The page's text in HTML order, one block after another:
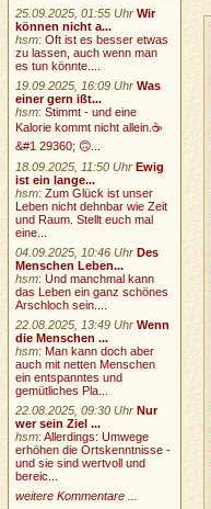
25.09.2025, 01:55 Uhr Wir
können nicht a...
hsm:Oft ist es besser etwas
zu lassen, auch wenn man
es tun könnte....
19.09.2025, 16:09 Uhr Was
einer gern ißt...
hsm:Stimmt - und eine
Kalorie kommt nicht allein.☕
&#1 29360; 🙃...
18.09.2025, 11:50 Uhr Ewig
ist ein lange...
hsm:Zum Glück ist unser
Leben nicht dehnbar wie Zeit
und Raum. Stellt euch mal
eine...
04.09.2025, 10:46 Uhr Des
Menschen Leben...
hsm:Und manchmal kann
das Leben ein ganz schönes
Arschloch sein....
22.08.2025, 13:49 Uhr Wenn
die Menschen ...
hsm:Man kann doch aber
auch mit netten Menschen
ein entspanntes und
gemütliches Pla...
22.08.2025, 09:30 Uhr Nur
wer sein Ziel ...
hsm:Allerdings: Umwege
erhöhen die Ortskenntnisse -
und sie sind wertvoll und
bereic...
weitere Kommentare ...